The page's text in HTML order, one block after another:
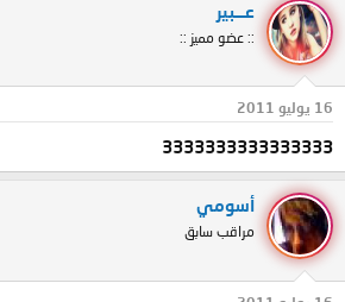
عـــبير
:: عضو مميز ::
16 يوليو 2011
3333333333333333
أسومي
مراقب سابق